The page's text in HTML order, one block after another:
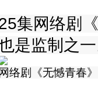
集网络剧
是监制之
网络剧《无憾青春》